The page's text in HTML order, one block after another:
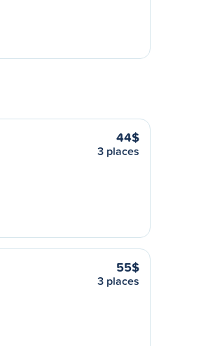
44$
3 places
55$
3 places